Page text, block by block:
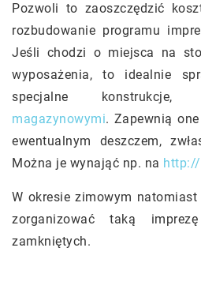
Pozwoli to zaoszczędzić
rozbudowanie programu
Jeśli chodzi o miejsca na
wyposażenia, to idealnie
specjalne
magazynowymi. Zapewnią
ewentualnym deszczem,
Można je wynająć np. na
W okresie zimowym
zorganizować taką
zamkniętych.